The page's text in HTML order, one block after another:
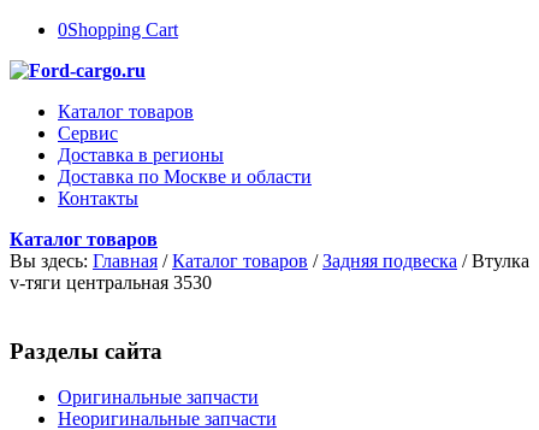
0Shopping Cart
Каталог товаров
Сервис
Доставка в регионы
Доставка по Москве и области
Контакты
Каталог товаров
Вы здесь: Главная / Каталог товаров / Задняя подвеска / Втулка
v-тяги центральная 3530
Разделы сайта
Оригинальные запчасти
Неоригинальные запчасти